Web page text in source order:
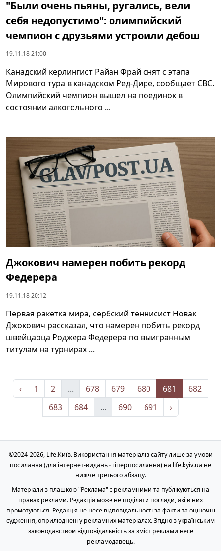
"Были очень пьяны, ругались, вели
себя недопустимо": олимпийский
чемпион с друзьями устроили дебош
19.11.18 21:00
Канадский керлингист Райан Фрай снят с этапа
Мирового тура в канадском Ред-Дире, сообщает CBC.
Олимпийский чемпион вышел на поединок в
состоянии алкогольного ...
Джокович намерен побить рекорд
Федерера
19.11.18 20:12
Первая ракетка мира, сербский теннисист Новак
Джокович рассказал, что намерен побить рекорд
швейцарца Роджера Федерера по выигранным
титулам на турнирах ...
‹ 1 2 ... 678 679 680 681
682
683
684 ... 690 691 ›
©2024-2026, Life.Київ. Використання матеріалів сайту лише за умови
посилання (для інтернет-видань - гіперпосилання) на life.kyiv.ua не
нижче третього абзацу.
Матеріали з плашкою "Реклама" є рекламними та публікуються на
правах реклами. Редакція може не поділяти погляди, які в них
промотуються. Редакція не несе відповідальності за факти та оціночні
судження, оприлюднені у рекламних матеріалах. Згідно з українським
законодавством відповідальність за зміст реклами несе
рекламодавець.